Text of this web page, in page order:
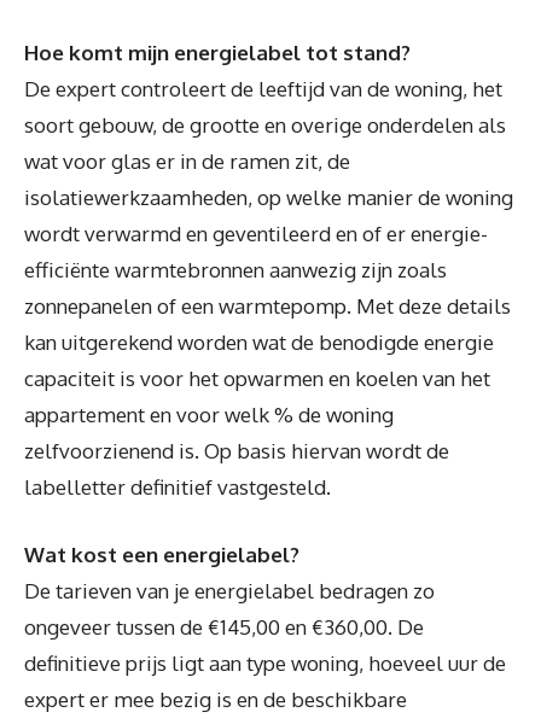
Hoe komt mijn energielabel tot stand?
De expert controleert de leeftijd van de woning, het
soort gebouw, de grootte en overige onderdelen als
wat voor glas er in de ramen zit, de
isolatiewerkzaamheden, op welke manier de woning
wordt verwarmd en geventileerd en of er energie-
efficiënte warmtebronnen aanwezig zijn zoals
zonnepanelen of een warmtepomp. Met deze details
kan uitgerekend worden wat de benodigde energie
capaciteit is voor het opwarmen en koelen van het
appartement en voor welk % de woning
zelfvoorzienend is. Op basis hiervan wordt de
labelletter definitief vastgesteld.
Wat kost een energielabel?
De tarieven van je energielabel bedragen zo
ongeveer tussen de €145,00 en €360,00. De
definitieve prijs ligt aan type woning, hoeveel uur de
expert er mee bezig is en de beschikbare